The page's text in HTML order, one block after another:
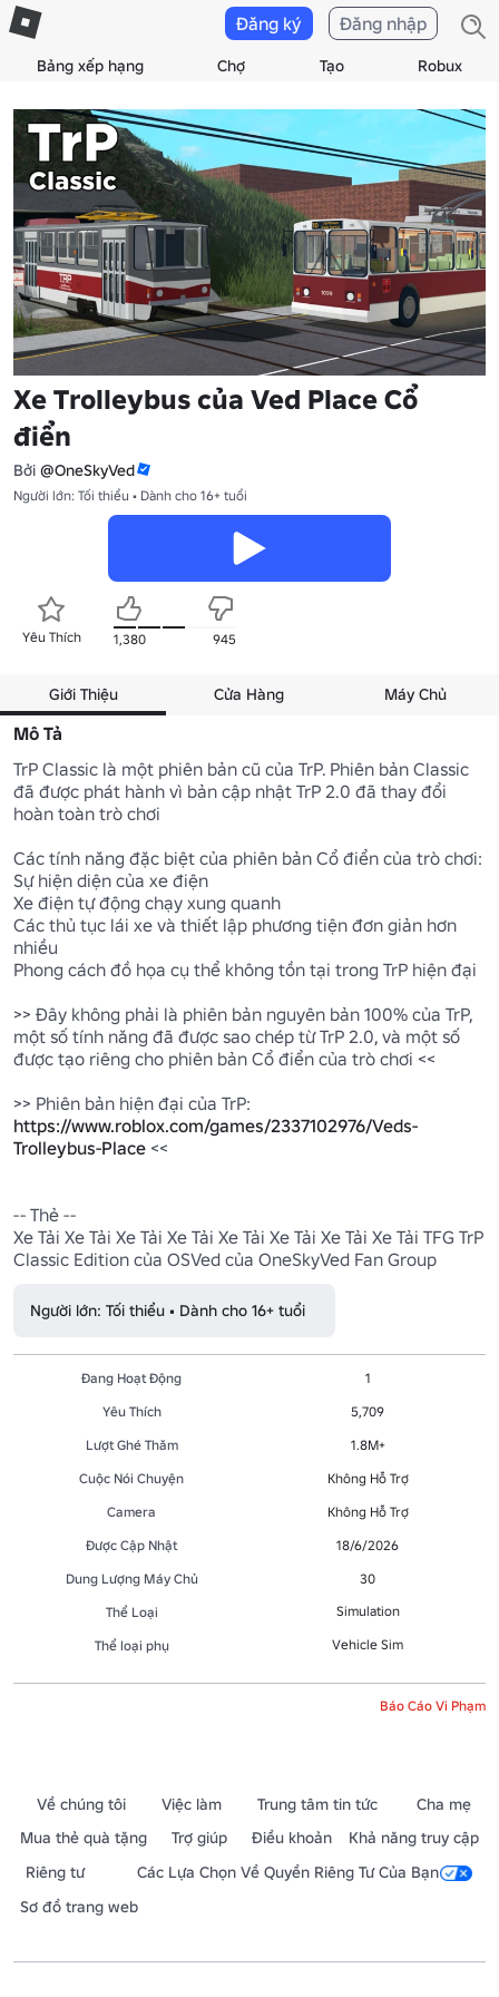
Bảng xếp hạng Chợ Tạo Robux
Đăng ký Đăng nhập
Xe Trolleybus của Ved Place Cổ
điển
Bởi @OneSkyVed
Người lớn: Tối thiểu • Dành cho 16+ tuổi
Yêu Thích 1,380 945
Giới Thiệu Cửa Hàng Máy Chủ
Mô Tả
TrP Classic là một phiên bản cũ của TrP. Phiên bản Classic
đã được phát hành vì bản cập nhật TrP 2.0 đã thay đổi
hoàn toàn trò chơi
Các tính năng đặc biệt của phiên bản Cổ điển của trò chơi:
Sự hiện diện của xe điện
Xe điện tự động chạy xung quanh
Các thủ tục lái xe và thiết lập phương tiện đơn giản hơn
nhiều
Phong cách đồ họa cụ thể không tồn tại trong TrP hiện đại
>> Đây không phải là phiên bản nguyên bản 100% của TrP,
một số tính năng đã được sao chép từ TrP 2.0, và một số
được tạo riêng cho phiên bản Cổ điển của trò chơi <<
https://www.roblox.com/games/2337102976/Veds-
Trolleybus-Place <<
-- Thẻ --
Xe Tải Xe Tải Xe Tải Xe Tải Xe Tải Xe Tải Xe Tải Xe Tải TFG TrP
Người lớn: Tối thiểu • Dành cho 16+ tuổi
Đang Hoạt Động
1
Yêu Thích
5,709
Lượt Ghé Thăm
1.8M+
Cuộc Nói Chuyện
Không Hỗ Trợ
Camera
Không Hỗ Trợ
Được Cập Nhật
18/6/2026
Dung Lượng Máy Chủ
30
Thể Loại
Simulation
Thể loại phụ Vehicle Sim
Báo Cáo Vi Phạm
Về chúng tôi Việc làm Trung tâm tin tức
Cha mẹ
Mua thẻ quà tặng
Trợ giúp Điều khoản
Khả năng truy cập
Riêng tư
Các Lựa Chọn Về Quyền Riêng Tư Của Bạn
Sơ đồ trang web